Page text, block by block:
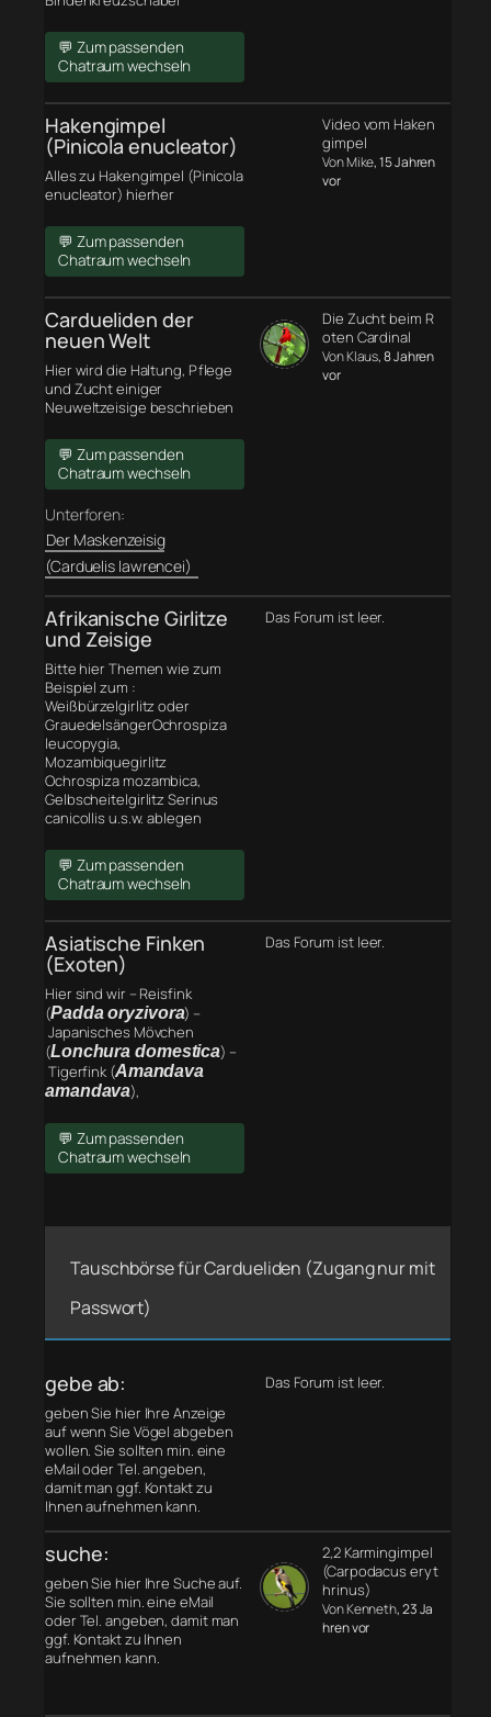
💬 Zum passenden
Chatraum wechseln
Hakengimpel
(Pinicola enucleator)
Alles zu Hakengimpel (Pinicola
enucleator) hierher
💬 Zum passenden
Chatraum wechseln
Video vom Haken
gimpel
Von Mike, 15 Jahren
vor
Cardueliden der
neuen Welt
Hier wird die Haltung, Pflege
und Zucht einiger
Neuweltzeisige beschrieben
💬 Zum passenden
Chatraum wechseln
Unterforen:
Der Maskenzeisig
(Carduelis lawrencei)
Die Zucht beim R
oten Cardinal
Von Klaus, 8 Jahren
vor
Afrikanische Girlitze
und Zeisige
Bitte hier Themen wie zum
Beispiel zum :
Weißbürzelgirlitz oder
GrauedelsängerOchrospiza
leucopygia,
Mozambiquegirlitz
Ochrospiza mozambica,
Gelbscheitelgirlitz Serinus
canicollis u.s.w. ablegen
💬 Zum passenden
Chatraum wechseln
Das Forum ist leer.
Asiatische Finken
(Exoten)
Hier sind wir – Reisfink
(Padda oryzivora) –
Japanisches Mövchen
(Lonchura domestica) –
Tigerfink (Amandava
amandava),
💬 Zum passenden
Chatraum wechseln
Das Forum ist leer.
Tauschbörse für Cardueliden (Zugang nur mit
Passwort)
gebe ab:
geben Sie hier Ihre Anzeige
auf wenn Sie Vögel abgeben
wollen. Sie sollten min. eine
eMail oder Tel. angeben,
damit man ggf. Kontakt zu
Ihnen aufnehmen kann.
Das Forum ist leer.
suche:
geben Sie hier Ihre Suche auf.
Sie sollten min. eine eMail
oder Tel. angeben, damit man
ggf. Kontakt zu Ihnen
aufnehmen kann.
2,2 Karmingimpel
(Carpodacus eryt
hrinus)
Von Kenneth, 23 Ja
hren vor